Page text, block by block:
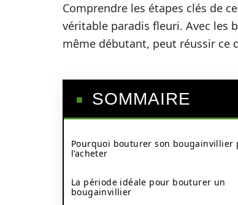
Comprendre les étapes clés de
véritable paradis fleuri. Avec les
même débutant, peut réussir ce
SOMMAIRE
Pourquoi bouturer son bougainvillier
l’acheter
La période idéale pour bouturer un
bougainvillier